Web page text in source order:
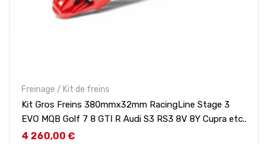
Freinage / Kit de freins
Kit Gros Freins 380mmx32mm RacingLine Stage 3
EVO MQB Golf 7 8 GTI R Audi S3 RS3 8V 8Y Cupra etc..
Prix
4 260,00 €